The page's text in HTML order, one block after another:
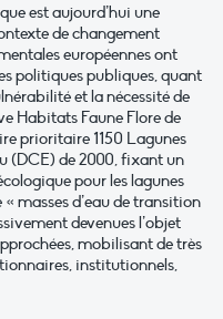
est aujourd’hui une
de changement
européennes ont
politiques publiques, quant
et la nécessité de
Habitats Faune Flore de
prioritaire 1150 Lagunes
(DCE) de 2000, fixant un
pour les lagunes
masses d’eau de transition
devenues l’objet
mobilisant de très
institutionnels,